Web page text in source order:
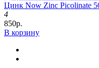
Цинк Now Zinc Picolinate
4
850р.
В корзину